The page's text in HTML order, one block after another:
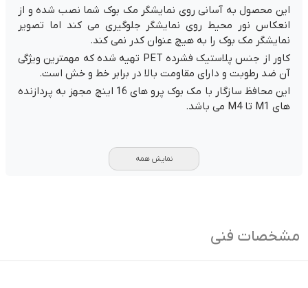
این محصول به آسانی روی نمایشگر مک بوک شما نصب شده و از
انعکاس نور محیط روی نمایشگر جلوگیری می کند اما تصویر
نمایشگر مک بوک را به هیچ عنوان کدر نمی کند.
کاور از جنس پلاستیک فشرده PET تهیه شده که مهمترین ویژگی
آن ضد رطوبت و دارای مقاومت بالا در برابر خط و خش است.
این محافظ سازگار با مک بوک پرو های 16 اینچ مجهز به پردازنده
های M1 تا M4 می باشد.
نمایش همه
مشخصات فنی